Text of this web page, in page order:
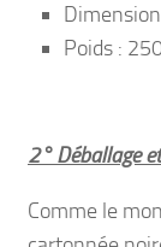
Poids :
2° Déballage
Comme le